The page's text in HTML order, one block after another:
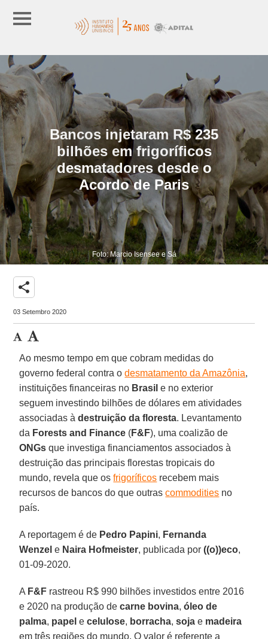
Bancos injetaram R$ 235
bilhões em frigoríficos
desmatadores desde o
Acordo de Paris
Foto: Marcio Isensee e Sá
share
03 Setembro 2020
Ao mesmo tempo em que cobram medidas do
governo federal contra odesmatamento da Amazônia,
instituições financeiras no Brasil e no exterior
seguem investindo bilhões de dólares em atividades
associadas àdestruição da floresta. Levantamento
da Forests and Finance (F&F), uma coalizão de
ONGs que investiga financiamentos associados à
destruição das principais florestas tropicais do
mundo, revela que osfrigoríficos recebem mais
recursos de bancos do que outrascommodities no
país.
A reportagem é de Pedro Papini, Fernanda
Wenzele Naira Hofmeister, publicada por((o))eco,
01-09-2020.
A F&F rastreou R$ 990 bilhões investidos entre 2016
e 2020 na produção decarne bovina,óleo de
palma, papel ecelulose, borracha,soja e madeira
em três regiões do mundo. O valor é referente a